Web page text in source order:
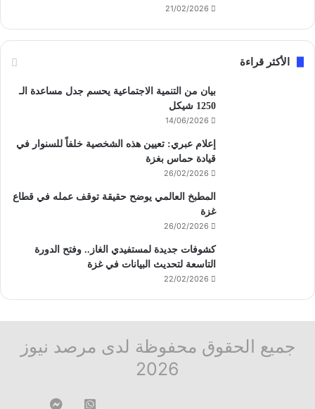
21/02/2026
الأكثر قراءة
بيان من التنمية الاجتماعية يحسم جدل مساعدة الـ
1250 شيكل
14/06/2026
إعلام عبري: تعيين هذه الشخصية خلفاً للسنوار في
قيادة حماس بغزة
26/02/2026
المطبخ العالمي يوضح حقيقة توقف عمله في قطاع
غزة
26/02/2026
كشوفات جديدة لمستفيدي الغاز.. وفتح الدورة
التاسعة لتحديث البيانات في غزة
22/02/2026
جميع الحقوق محفوظة لدى مرصد نيوز
2026
واتسابقناة ماسنجر